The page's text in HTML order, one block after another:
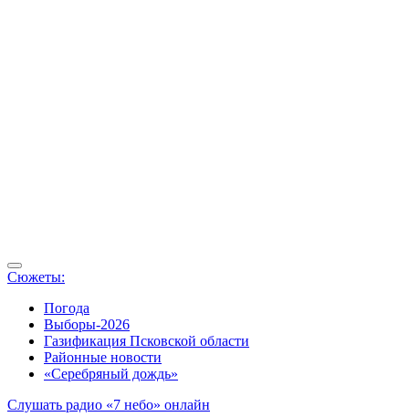
Сюжеты:
Погода
Выборы-2026
Газификация Псковской области
Районные новости
«Серебряный дождь»
Слушать радио «7 небо» онлайн